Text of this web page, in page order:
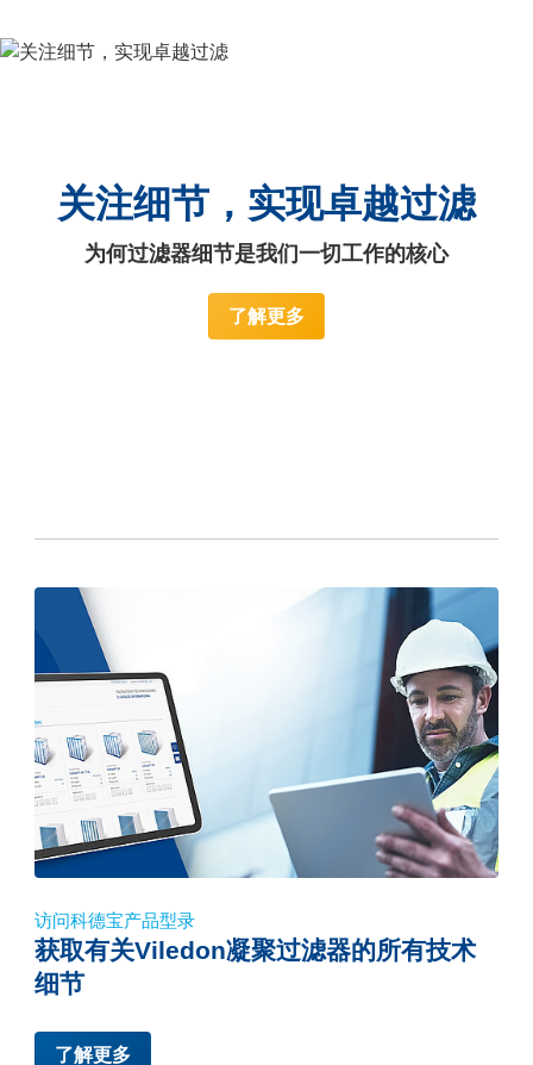
关注细节，实现卓越过滤
为何过滤器细节是我们一切工作的核心
了解更多
访问科德宝产品型录
获取有关Viledon凝聚过滤器的所有技术
细节
了解更多